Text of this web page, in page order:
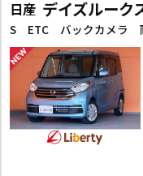
日産 デイズルーク